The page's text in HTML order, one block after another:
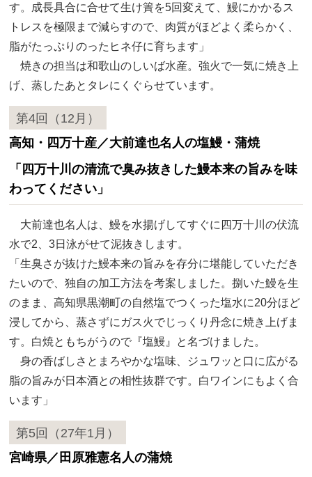
す。成長具合に合せて生け簀を5回変えて、鰻にかかるス
トレスを極限まで減らすので、肉質がほどよく柔らかく、
脂がたっぷりのったヒネ仔に育ちます」
焼きの担当は和歌山のしいば水産。強火で一気に焼き上
げ、蒸したあとタレにくぐらせています。
第4回（12月）
高知・四万十産／大前達也名人の塩鰻・蒲焼
「四万十川の清流で臭み抜きした鰻本来の旨みを味
わってください」
大前達也名人は、鰻を水揚げしてすぐに四万十川の伏流
水で2、3日泳がせて泥抜きします。
「生臭さが抜けた鰻本来の旨みを存分に堪能していただき
たいので、独自の加工方法を考案しました。捌いた鰻を生
のまま、高知県黒潮町の自然塩でつくった塩水に20分ほど
浸してから、蒸さずにガス火でじっくり丹念に焼き上げま
す。白焼ともちがうので『塩鰻』と名づけました。
身の香ばしさとまろやかな塩味、ジュワッと口に広がる
脂の旨みが日本酒との相性抜群です。白ワインにもよく合
います」
第5回（27年1月）
宮崎県／田原雅憲名人の蒲焼